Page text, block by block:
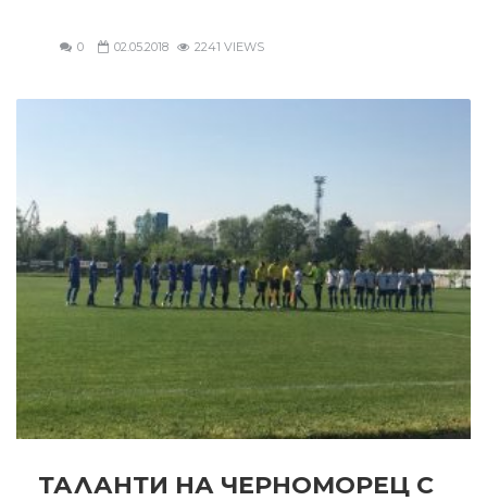
0 02.05.2018 2241 VIEWS
ТАЛАНТИ НА ЧЕРНОМОРЕЦ С